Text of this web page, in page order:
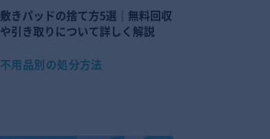
敷きパッドの捨て方5選｜無料回収
や引き取りについて詳しく解説
不用品別の処分方法